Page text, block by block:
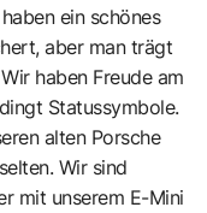
ein schönes
aber man trägt
haben Freude am
Statussymbole.
alten Porsche
Wir sind
mit unserem E-Mini